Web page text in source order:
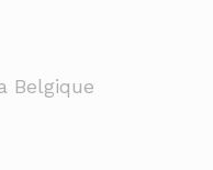
Belgique